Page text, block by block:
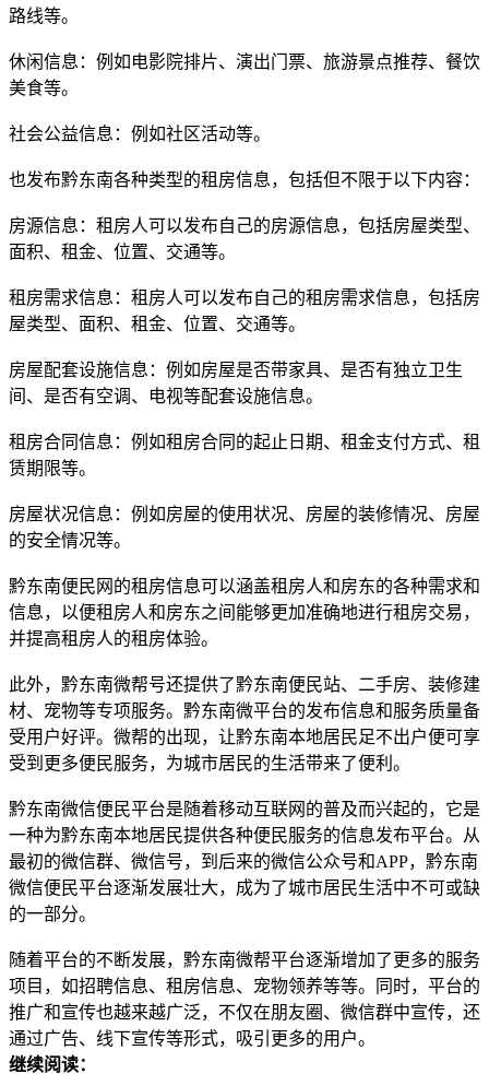
路线等。
休闲信息：例如电影院排片、演出门票、旅游景点推荐、餐饮
美食等。
社会公益信息：例如社区活动等。
也发布黔东南各种类型的租房信息，包括但不限于以下内容：
房源信息：租房人可以发布自己的房源信息，包括房屋类型、
面积、租金、位置、交通等。
租房需求信息：租房人可以发布自己的租房需求信息，包括房
屋类型、面积、租金、位置、交通等。
房屋配套设施信息：例如房屋是否带家具、是否有独立卫生
间、是否有空调、电视等配套设施信息。
租房合同信息：例如租房合同的起止日期、租金支付方式、租
赁期限等。
房屋状况信息：例如房屋的使用状况、房屋的装修情况、房屋
的安全情况等。
黔东南便民网的租房信息可以涵盖租房人和房东的各种需求和
信息，以便租房人和房东之间能够更加准确地进行租房交易，
并提高租房人的租房体验。
此外，黔东南微帮号还提供了黔东南便民站、二手房、装修建
材、宠物等专项服务。黔东南微平台的发布信息和服务质量备
受用户好评。微帮的出现，让黔东南本地居民足不出户便可享
受到更多便民服务，为城市居民的生活带来了便利。
黔东南微信便民平台是随着移动互联网的普及而兴起的，它是
一种为黔东南本地居民提供各种便民服务的信息发布平台。从
最初的微信群、微信号，到后来的微信公众号和APP，黔东南
微信便民平台逐渐发展壮大，成为了城市居民生活中不可或缺
的一部分。
随着平台的不断发展，黔东南微帮平台逐渐增加了更多的服务
项目，如招聘信息、租房信息、宠物领养等等。同时，平台的
推广和宣传也越来越广泛，不仅在朋友圈、微信群中宣传，还
通过广告、线下宣传等形式，吸引更多的用户。
继续阅读：